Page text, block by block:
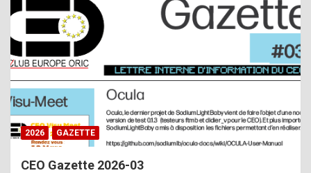
s
t
a
s
i
2026 GAZETTE
CEO Gazette 2026-03